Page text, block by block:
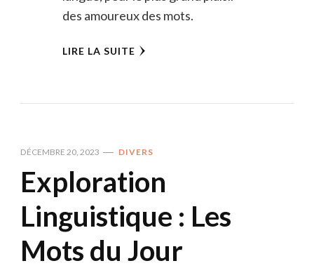
des amoureux des mots.
LIRE LA SUITE
DÉCEMBRE 20, 2023 DIVERS
Exploration
Linguistique : Les
Mots du Jour